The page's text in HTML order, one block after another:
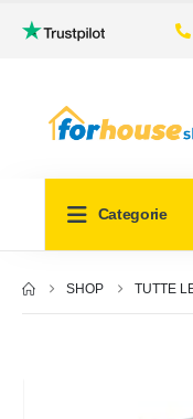
Categorie
SHOP TUTTE